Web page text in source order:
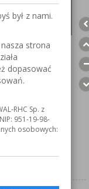
był z nami.
strona
dopasować
RHC Sp. z
951-19-98-
osobowych: